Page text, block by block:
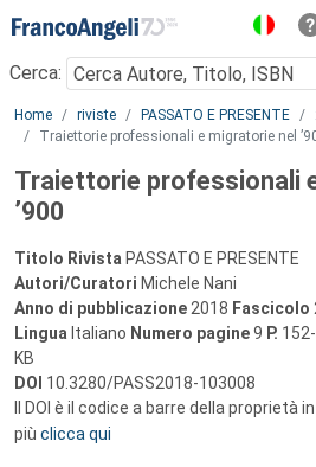
Menu
Cerca:
Main content
Home riviste PASSATO E PRESENTE
Traiettorie professionali e migratorie nel
Traiettorie professionali
’900
Titolo Rivista PASSATO E PRESENTE
Autori/Curatori Michele Nani
Anno di pubblicazione 2018 Fascicolo
Lingua Italiano Numero pagine9 P.
KB
DOI 10.3280/PASS2018-103008
Il DOI è il codice a barre della proprietà
più clicca qui